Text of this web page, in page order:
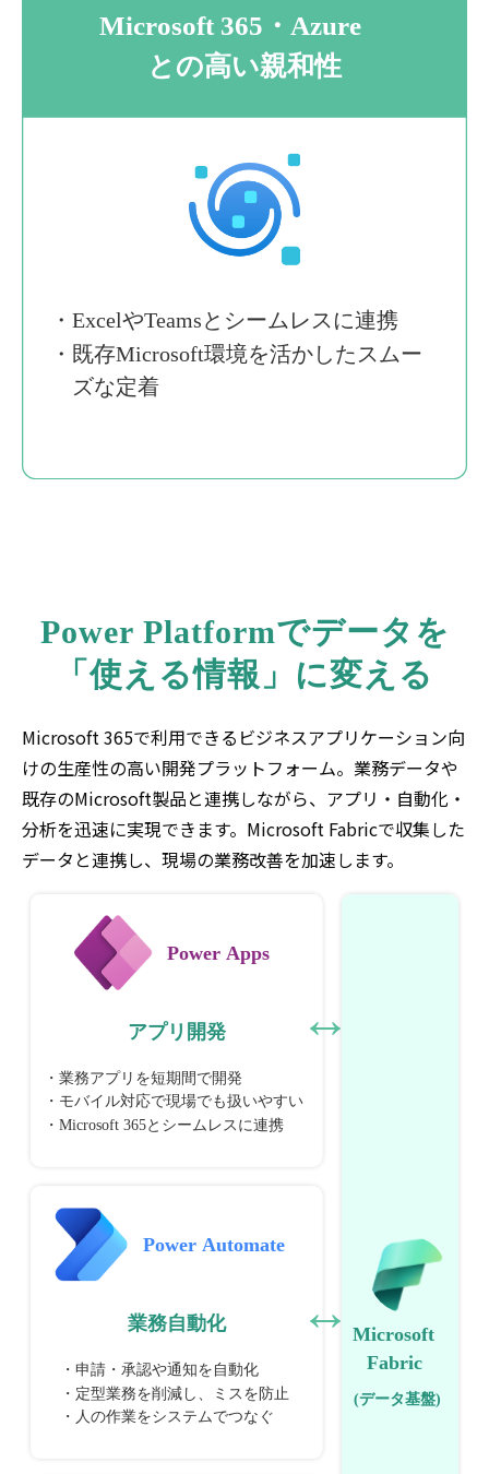
Power Platformでデータを
「使える情報」に変える
Microsoft 365で利用できるビジネスアプリケーション向
けの生産性の高い開発プラットフォーム。業務データや
既存のMicrosoft製品と連携しながら、アプリ・自動化・
分析を迅速に実現できます。Microsoft Fabricで収集した
データと連携し、現場の業務改善を加速します。